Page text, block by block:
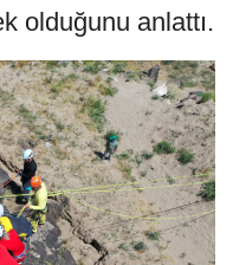
olduğunu anlattı.